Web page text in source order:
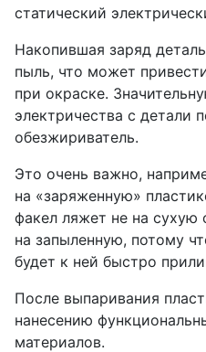
статический
Накопившая заряд
пыль, что может
при окраске.
электричества с детали
обезжириватель.
Это очень важно,
на «заряженную»
факел ляжет не на
на запыленную, потому
будет к ней быстро
После выпаривания
нанесению
материалов.